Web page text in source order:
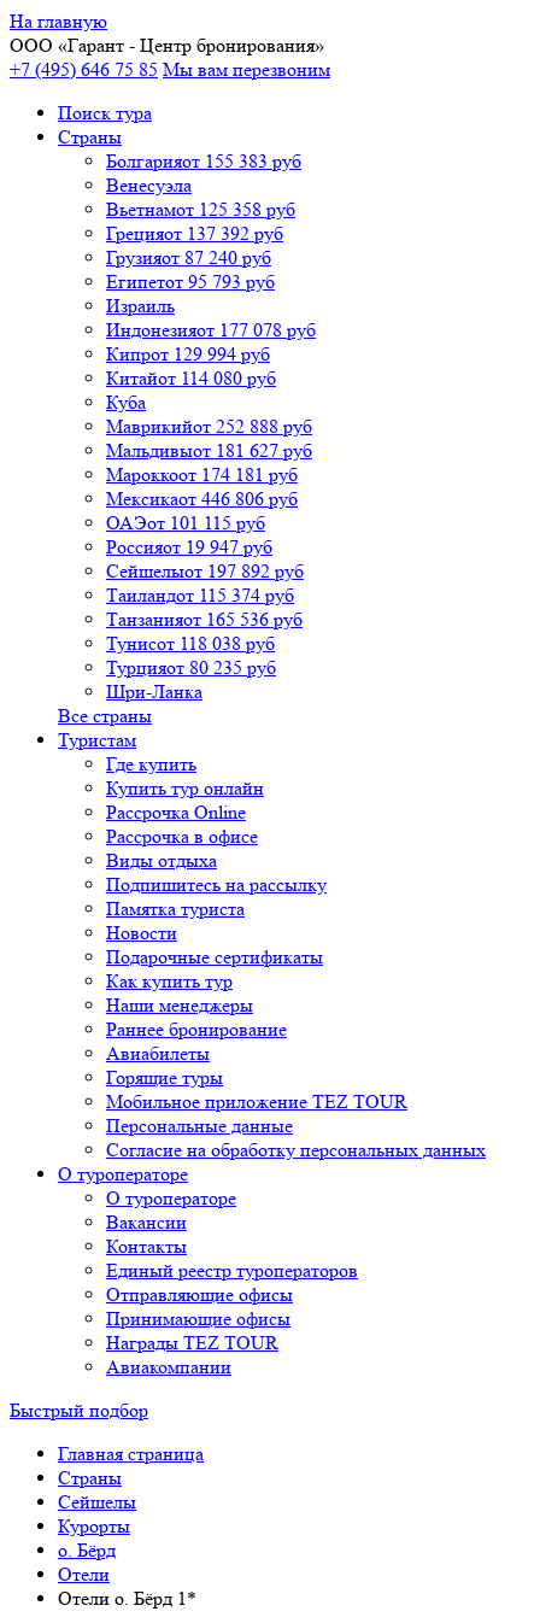
На главную
ООО «Гарант - Центр бронирования»
+7 (495) 646 75 85 Мы вам перезвоним
Поиск тура
Cтраны
Болгарияот 155 383 руб
Венесуэла
Вьетнамот 125 358 руб
Грецияот 137 392 руб
Грузияот 87 240 руб
Египетот 95 793 руб
Израиль
Индонезияот 177 078 руб
Кипрот 129 994 руб
Китайот 114 080 руб
Куба
Маврикийот 252 888 руб
Мальдивыот 181 627 руб
Мароккоот 174 181 руб
Мексикаот 446 806 руб
ОАЭот 101 115 руб
Россияот 19 947 руб
Сейшелыот 197 892 руб
Таиландот 115 374 руб
Танзанияот 165 536 руб
Тунисот 118 038 руб
Турцияот 80 235 руб
Шри-Ланка
Все страны
Туристам
Где купить
Купить тур онлайн
Рассрочка Online
Рассрочка в офисе
Виды отдыха
Подпишитесь на рассылку
Памятка туриста
Новости
Подарочные сертификаты
Как купить тур
Наши менеджеры
Раннее бронирование
Авиабилеты
Горящие туры
Мобильное приложение TEZ TOUR
Персональные данные
Согласие на обработку персональных данных
О туроператоре
О туроператоре
Вакансии
Контакты
Единый реестр туроператоров
Отправляющие офисы
Принимающие офисы
Награды TEZ TOUR
Авиакомпании
Быстрый подбор
Главная страница
Cтраны
Сейшелы
Курорты
о. Бёрд
Отели
Отели о. Бёрд 1*